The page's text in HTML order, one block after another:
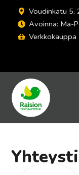
sisältöön
Voudinkatu 5,
Avoinna: Ma-
Verkkokauppa